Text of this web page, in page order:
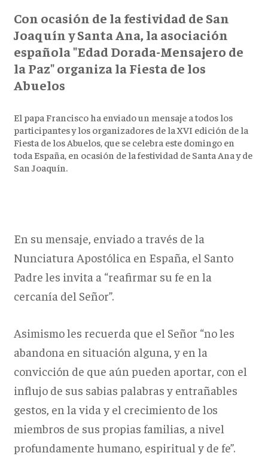
Con ocasión de la festividad de San
Joaquín y Santa Ana, la asociación
española "Edad Dorada-Mensajero de
la Paz" organiza la Fiesta de los
Abuelos
El papa Francisco ha enviado un mensaje a todos los
participantes y los organizadores de la XVI edición de la
Fiesta de los Abuelos, que se celebra este domingo en
toda España, en ocasión de la festividad de Santa Ana y de
San Joaquín.
En su mensaje, enviado a través de la
Nunciatura Apostólica en España, el Santo
Padre les invita a “reafirmar su fe en la
cercanía del Señor”.
Asimismo les recuerda que el Señor “no les
abandona en situación alguna, y en la
convicción de que aún pueden aportar, con el
influjo de sus sabias palabras y entrañables
gestos, en la vida y el crecimiento de los
miembros de sus propias familias, a nivel
profundamente humano, espiritual y de fe”.